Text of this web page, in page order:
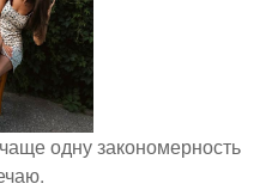
одну закономерность